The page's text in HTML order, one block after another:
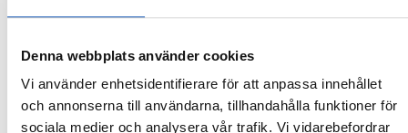
Denna webbplats använder cookies
Vi använder enhetsidentifierare för att anpassa innehållet
och annonserna till användarna, tillhandahålla funktioner för
sociala medier och analysera vår trafik. Vi vidarebefordrar
Den här utbildningen ges på distans via vår egen
lärplattform Exlearn. Under dagtid finns behörig lärare
tillgänglig via digitala verktyg för handledning. I vissa